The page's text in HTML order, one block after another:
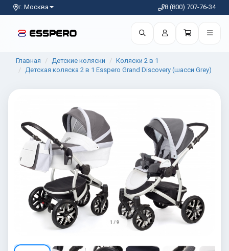
г. Москва 8 (800) 707-76-34
Главная Детские коляски
Коляски 2 в 1
Детская коляска 2 в 1 Esspero Grand Discovery (шасси Grey)
1 / 9